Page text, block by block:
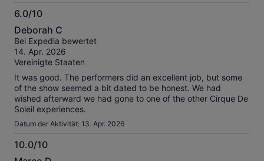
buy my tickets from the venue.
6.0/10
6.0
von
10
Deborah C
Bei Expedia bewertet
14. Apr. 2026
Vereinigte Staaten
It was good. The performers did an excellent job, but some
of the show seemed a bit dated to be honest. We had
wished afterward we had gone to one of the other Cirque De
Soleil experiences.
Datum der Aktivität: 13. Apr. 2026
10.0/10
10.0